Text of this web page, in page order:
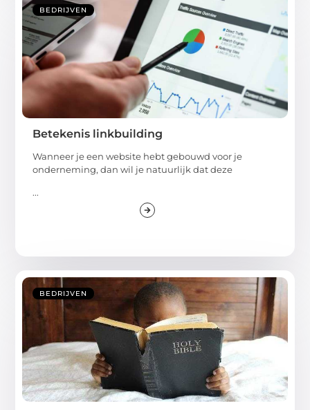
BEDRIJVEN
Betekenis linkbuilding
Wanneer je een website hebt gebouwd voor je
onderneming, dan wil je natuurlijk dat deze
...
BEDRIJVEN